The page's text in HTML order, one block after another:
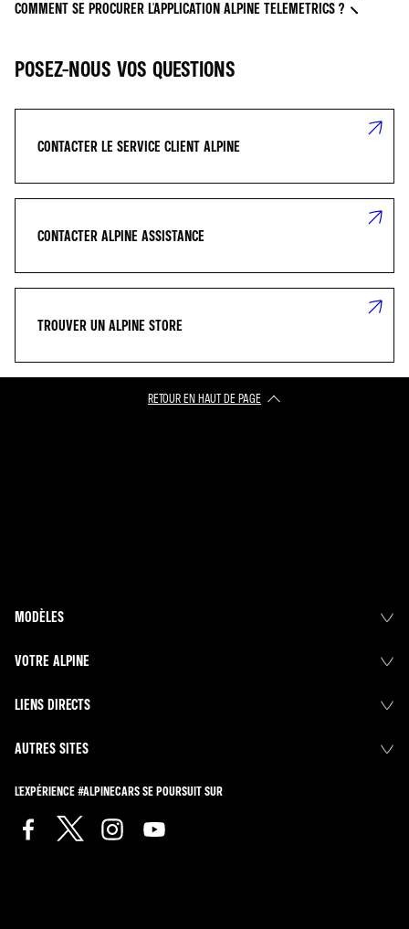
COMMENT SE PROCURER L'APPLICATION ALPINE TELEMETRICS ?
POSEZ-NOUS VOS QUESTIONS
CONTACTER LE SERVICE CLIENT ALPINE
CONTACTER ALPINE ASSISTANCE
TROUVER UN ALPINE STORE
RETOUR EN HAUT DE PAGE​
MODÈLES
VOTRE ALPINE
LIENS DIRECTS
AUTRES SITES
L'EXPÉRIENCE #ALPINECARS SE POURSUIT SUR